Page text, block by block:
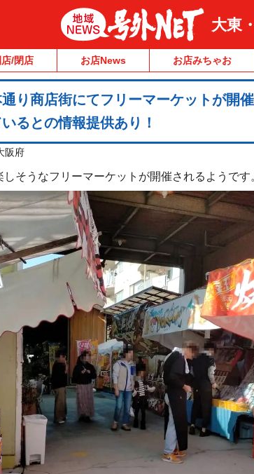
大東
店/閉店 お店News お店みちゃお
通り商店街にてフリーマーケットが開
るとの情報提供あり！
阪府
しそうなフリーマーケットが開催されるようです